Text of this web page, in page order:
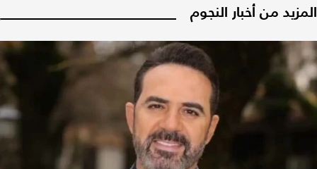
المزيد من أخبار النجوم